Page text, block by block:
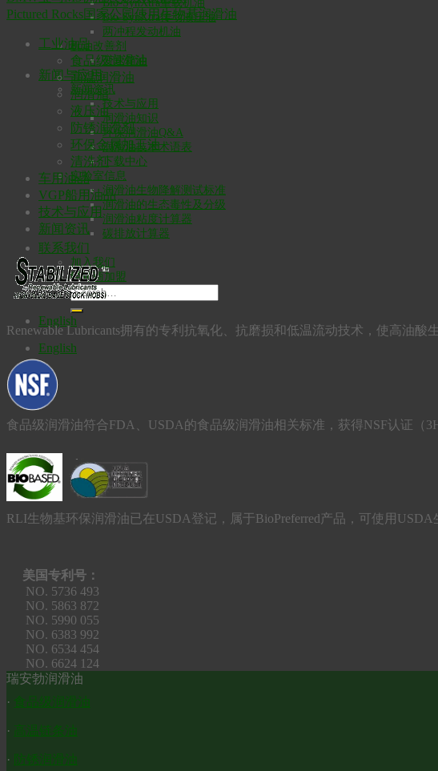
Bio-SynXtra重载机油
Bio-SynXtra传动液压油
两冲程发动机油
机油改善剂
变速箱油
新闻与应用
新闻资讯
技术与应用
润滑油知识
环保润滑油Q&A
润滑油技术术语表
下载中心
实验室信息
润滑油生物降解测试标准
润滑油的生态毒性及分级
润滑油粘度计算器
碳排放计算器
联系我们
加入我们
经销商加盟
English
English
Pictured Rocks国家公园使用生物基润滑油
工业油品
食品级润滑油
高温润滑油
润滑脂
液压油
防锈润滑剂
环保金属加工油
清洗剂
车用油品
VGP船用油品
技术与应用
新闻资讯
Renewable Lubricants拥有的专利抗氧化、抗磨损和低温流动技术，使高油
食品级润滑油符合FDA、USDA的食品级润滑油相关标准，获得NSF认证（
RLI生物基环保润滑油已在USDA登记，属于BioPreferred产品，可使用USDA
美国专利号：
NO. 5736 493
NO. 5863 872
NO. 5990 055
NO. 6383 992
NO. 6534 454
NO. 6624 124
瑞安勃润滑油
· 食品级润滑油
· 高温链条油
· 防锈润滑油